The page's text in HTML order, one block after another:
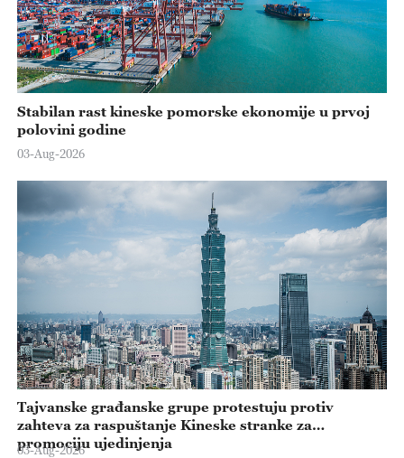
Stabilan rast kineske pomorske ekonomije u prvoj
polovini godine
03-Aug-2026
Tajvanske građanske grupe protestuju protiv
zahteva za raspuštanje Kineske stranke za
promociju ujedinjenja
03-Aug-2026